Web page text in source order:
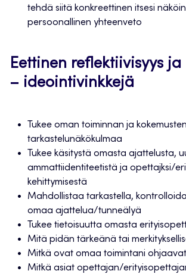
tehdä siitä konkreettinen itsesi
persoonallinen yhteenveto
Eettinen reflektiivisyys
– ideointivinkkejä
Tukee oman toiminnan ja
tarkastelunäkökulmaa
Tukee käsitystä omasta ajattelusta,
ammattiidentiteetistä ja opettajksi/
kehittymisestä
Mahdollistaa tarkastella,
omaa ajattelua/tunneälyä
Tukee tietoisuutta omasta
Mitä pidän tärkeänä tai
Mitkä ovat omaa toimintani
Mitkä asiat opettajan/